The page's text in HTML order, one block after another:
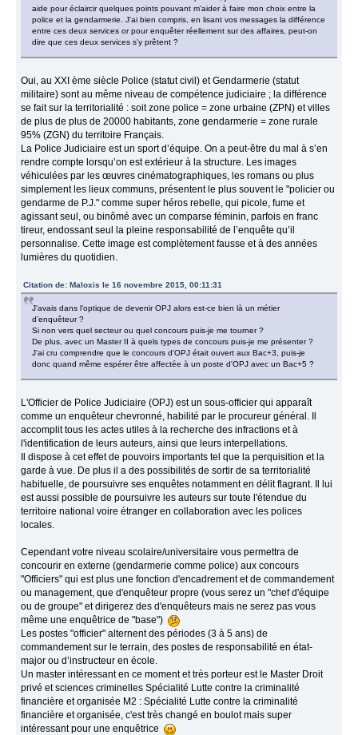
aide pour éclaircir quelques points pouvant m'aider à faire mon choix entre la
police et la gendarmerie. J'ai bien compris, en lisant vos messages la différence
entre ces deux services or pour enquêter réellement sur des affaires, peut-on
dire que ces deux services s'y prêtent ?
Oui, au XXI ème siècle Police (statut civil) et Gendarmerie (statut
militaire) sont au même niveau de compétence judiciaire ; la différence
se fait sur la territorialité : soit zone police = zone urbaine (ZPN) et villes
de plus de plus de 20000 habitants, zone gendarmerie = zone rurale
95% (ZGN) du territoire Français.
La Police Judiciaire est un sport d’équipe. On a peut-être du mal à s’en
rendre compte lorsqu’on est extérieur à la structure. Les images
véhiculées par les œuvres cinématographiques, les romans ou plus
simplement les lieux communs, présentent le plus souvent le "policier ou
gendarme de P.J." comme super héros rebelle, qui picole, fume et
agissant seul, ou binômé avec un comparse féminin, parfois en franc
tireur, endossant seul la pleine responsabilité de l’enquête qu’il
personnalise. Cette image est complètement fausse et à des années
lumières du quotidien.
Citation de: Maloxis le 16 novembre 2015, 00:11:31
J'avais dans l'optique de devenir OPJ alors est-ce bien là un métier
d’enquêteur ?
Si non vers quel secteur ou quel concours puis-je me tourner ?
De plus, avec un Master II à quels types de concours puis-je me présenter ?
J'ai cru comprendre que le concours d'OPJ était ouvert aux Bac+3, puis-je
donc quand même espérer être affectée à un poste d'OPJ avec un Bac+5 ?
L'Officier de Police Judiciaire (OPJ) est un sous-officier qui apparaît
comme un enquêteur chevronné, habilité par le procureur général. Il
accomplit tous les actes utiles à la recherche des infractions et à
l'identification de leurs auteurs, ainsi que leurs interpellations.
Il dispose à cet effet de pouvoirs importants tel que la perquisition et la
garde à vue. De plus il a des possibilités de sortir de sa territorialité
habituelle, de poursuivre ses enquêtes notamment en délit flagrant. Il lui
est aussi possible de poursuivre les auteurs sur toute l'étendue du
territoire national voire étranger en collaboration avec les polices
locales.
Cependant votre niveau scolaire/universitaire vous permettra de
concourir en externe (gendarmerie comme police) aux concours
"Officiers" qui est plus une fonction d'encadrement et de commandement
ou management, que d'enquêteur propre (vous serez un "chef d'équipe
ou de groupe" et dirigerez des d'enquêteurs mais ne serez pas vous
même une enquêtrice de "base")
Les postes "officier" alternent des périodes (3 à 5 ans) de
commandement sur le terrain, des postes de responsabilité en état-
major ou d’instructeur en école.
Un master intéressant en ce moment et très porteur est le Master Droit
privé et sciences criminelles Spécialité Lutte contre la criminalité
financière et organisée M2 : Spécialité Lutte contre la criminalité
financière et organisée, c'est très changé en boulot mais super
intéressant pour une enquêtrice